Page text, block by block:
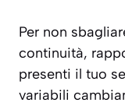
Per non
continuità,
presenti il tuo
variabili